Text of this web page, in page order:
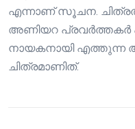
എന്നാണ് സൂചന.
അണിയറ പ്രവർത്തകർ
നായകനായി എത്തുന്ന
ചിത്രമാണിത്.